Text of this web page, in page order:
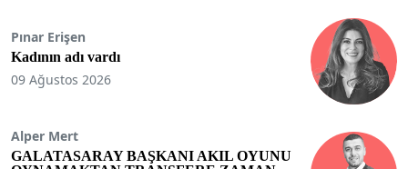
Pınar Erişen
Kadının adı vardı
09 Ağustos 2026
Alper Mert
GALATASARAY BAŞKANI AKIL OYUNU